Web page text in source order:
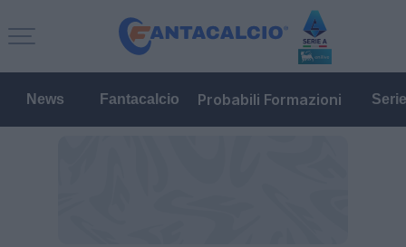
News Fantacalcio Probabili Formazioni